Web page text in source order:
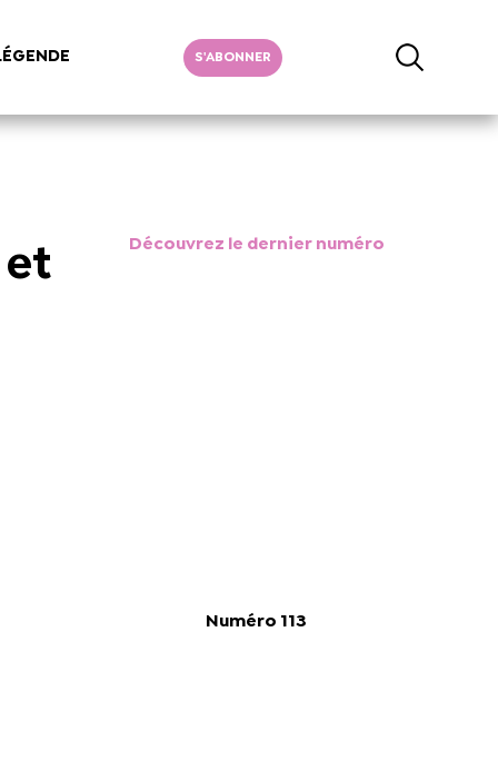
S'ABONNER
et
Découvrez le dernier numéro
Numéro 113